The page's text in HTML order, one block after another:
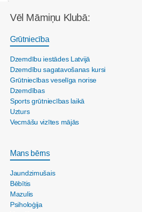
Vēl Māmiņu Klubā:
Grūtniecība
Dzemdību iestādes Latvijā
Dzemdību sagatavošanas kursi
Grūtniecības veselīga norise
Dzemdības
Sports grūtniecības laikā
Uzturs
Vecmāšu vizītes mājās
Mans bērns
Jaundzimušais
Bēbītis
Mazulis
Psiholoģija